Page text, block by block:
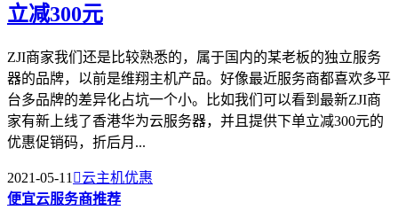
立减300元
ZJI商家我们还是比较熟悉的，属于国内的某老板的独立服务
器的品牌，以前是维翔主机产品。好像最近服务商都喜欢多平
台多品牌的差异化占坑一个小。比如我们可以看到最新ZJI商
家有新上线了香港华为云服务器，并且提供下单立减300元的
优惠促销码，折后月...
2021-05-11 云主机优惠
便宜云服务商推荐